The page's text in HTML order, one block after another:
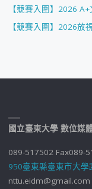
【競賽入圍】2026
【競賽入圍】2026放
國立臺東大學 數位媒
089-517502 Fax089-
950臺東縣臺東市大學
nttu.eidm@gmail.com